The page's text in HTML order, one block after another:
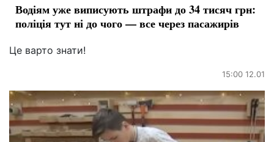
Водіям уже виписують штрафи до 34 тисяч грн:
поліція тут ні до чого — все через пасажирів
Це варто знати!
15:00 12.01